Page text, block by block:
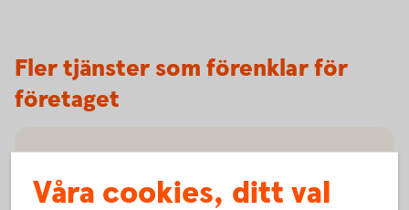
Fler tjänster som förenklar för
företaget
ERP-system – bankintegration med
affärssystem
Våra cookies, ditt val